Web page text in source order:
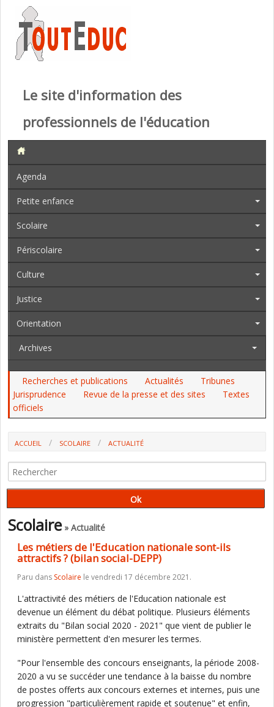
Le site d'information des
professionnels de l'éducation
Agenda
Petite enfance
Scolaire
Périscolaire
Culture
Justice
Orientation
Archives
Recherches et publications Actualités
Tribunes
Jurisprudence
Revue de la presse et des sites
Textes
officiels
ACCUEIL SCOLAIRE
ACTUALITÉ
(BILAN SOCIAL-DEPP)
Scolaire» Actualité
Les métiers de l'Education nationale sont-ils
attractifs ? (bilan social-DEPP)
Paru dans Scolaire le vendredi 17 décembre 2021.
L'attractivité des métiers de l'Education nationale est
devenue un élément du débat politique. Plusieurs éléments
extraits du "Bilan social 2020 - 2021" que vient de publier le
ministère permettent d'en mesurer les termes.
"Pour l'ensemble des concours enseignants, la période 2008-
2020 a vu se succéder une tendance à la baisse du nombre
de postes offerts aux concours externes et internes, puis une
progression "particulièrement rapide et soutenue" et enfin,